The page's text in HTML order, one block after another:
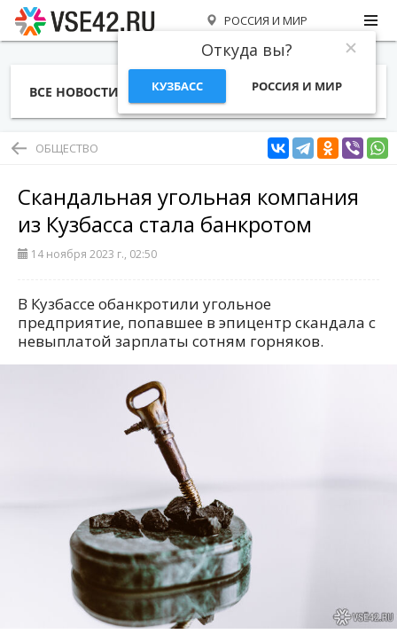
РОССИЯ И МИР
Откуда вы?
КУЗБАСС РОССИЯ И МИР
ВСЕ НОВОСТИ СТАТЬИ ТЕМЫ ФОТО
ОБЩЕСТВО
Скандальная угольная компания
из Кузбасса стала банкротом
14 ноября 2023 г., 02:50
В Кузбассе обанкротили угольное
предприятие, попавшее в эпицентр скандала с
невыплатой зарплаты сотням горняков.